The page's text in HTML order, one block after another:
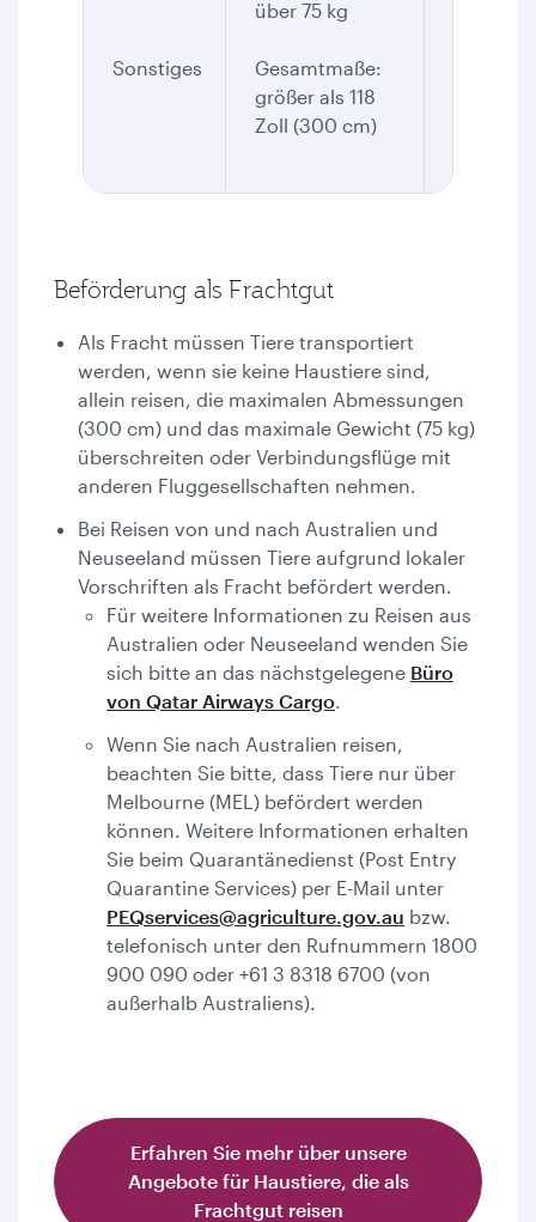
Sonstiges
über 75 kg
Gesamtmaße:
größer als 118
Zoll (300 cm)
Beförderung als Frachtgut
Als Fracht müssen Tiere transportiert
werden, wenn sie keine Haustiere sind,
allein reisen, die maximalen Abmessungen
(300 cm) und das maximale Gewicht (75 kg)
überschreiten oder Verbindungsflüge mit
anderen Fluggesellschaften nehmen.
Bei Reisen von und nach Australien und
Neuseeland müssen Tiere aufgrund lokaler
Vorschriften als Fracht befördert werden.
Für weitere Informationen zu Reisen aus
Australien oder Neuseeland wenden Sie
sich bitte an das nächstgelegene Büro
von Qatar Airways Cargo.
Wenn Sie nach Australien reisen,
beachten Sie bitte, dass Tiere nur über
Melbourne (MEL) befördert werden
können. Weitere Informationen erhalten
Sie beim Quarantänedienst (Post Entry
Quarantine Services) per E-Mail unter
PEQservices@agriculture.gov.au bzw.
telefonisch unter den Rufnummern 1800
900 090 oder +61 3 8318 6700 (von
außerhalb Australiens).
Erfahren Sie mehr über unsere
Angebote für Haustiere, die als
Frachtgut reisen